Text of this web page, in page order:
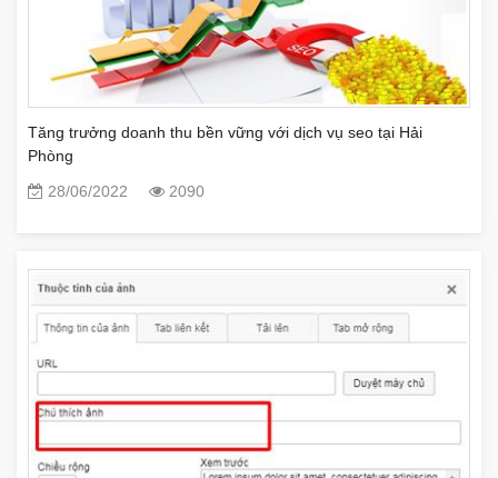
Tăng trưởng doanh thu bền vững với dịch vụ seo tại Hải
Phòng
28/06/2022
2090